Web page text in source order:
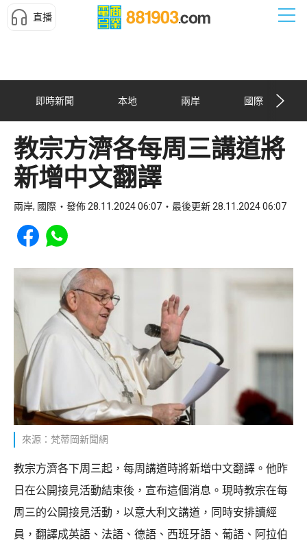
直播
即時新聞 本地 兩岸 國際
教宗方濟各每周三講道將
新增中文翻譯
兩岸, 國際 發佈 28.11.2024 06:07 最後更新 28.11.2024 06:07
Share to Facebook
Share to WhatsApp
來源：梵蒂岡新聞網
教宗方濟各下周三起，每周講道時將新增中文翻譯。他昨
日在公開接見活動結束後，宣布這個消息。現時教宗在每
周三的公開接見活動，以意大利文講道，同時安排讀經
員，翻譯成英語、法語、德語、西班牙語、葡語、阿拉伯